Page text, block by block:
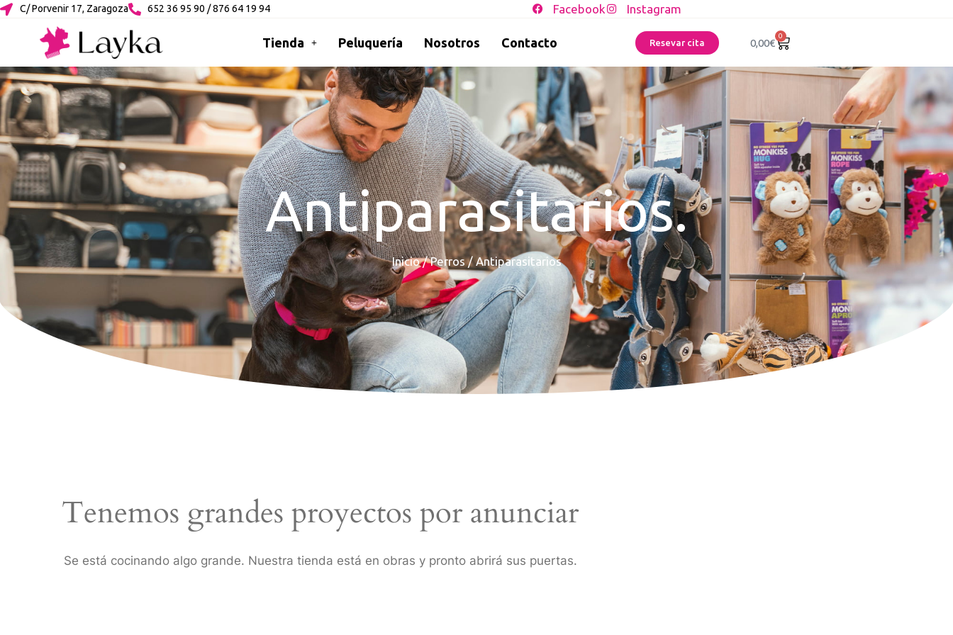
C/ Porvenir 17, Zaragoza 652 36 95 90 / 876 64 19 94 Facebook Instagram
Tienda Peluquería Nosotros Contacto Resevar cita 0,00€
0
Antiparasitarios.
Inicio/Perros/ Antiparasitarios
Tenemos grandes proyectos por anunciar
Se está cocinando algo grande. Nuestra tienda está en obras y pronto abrirá sus puertas.